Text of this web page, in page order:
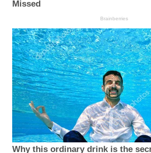
Missed
Brainberries
Why this ordinary drink is the